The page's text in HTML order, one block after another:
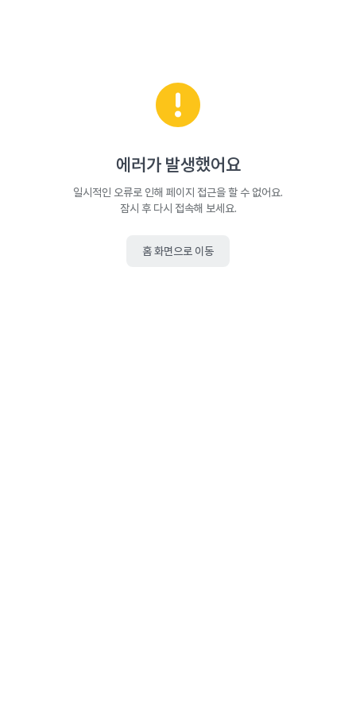
에러가 발생했어요
일시적인 오류로 인해 페이지 접근을 할 수 없어요.
잠시 후 다시 접속해 보세요.
홈 화면으로 이동